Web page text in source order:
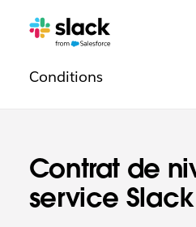
Contrat de
service Slack
Navigation
légale
Pages
Conditions